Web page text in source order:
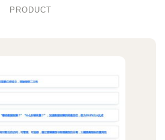
PRODUCT